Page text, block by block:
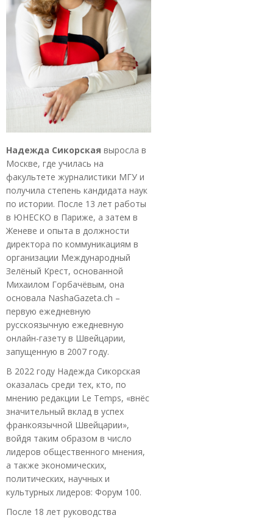
Надежда Сикорская выросла в
Москве, где училась на
факультете журналистики МГУ и
получила степень кандидата наук
по истории. После 13 лет работы
в ЮНЕСКО в Париже, а затем в
Женеве и опыта в должности
директора по коммуникациям в
организации Международный
Зелёный Крест, основанной
Михаилом Горбачёвым, она
основала NashaGazeta.ch –
первую ежедневную
русскоязычную ежедневную
онлайн-газету в Швейцарии,
запущенную в 2007 году.
В 2022 году Надежда Сикорская
оказалась среди тех, кто, по
мнению редакции Le Temps, «внёс
значительный вклад в успех
франкоязычной Швейцарии»,
войдя таким образом в число
лидеров общественного мнения,
а также экономических,
политических, научных и
культурных лидеров: Форум 100.
После 18 лет руководства